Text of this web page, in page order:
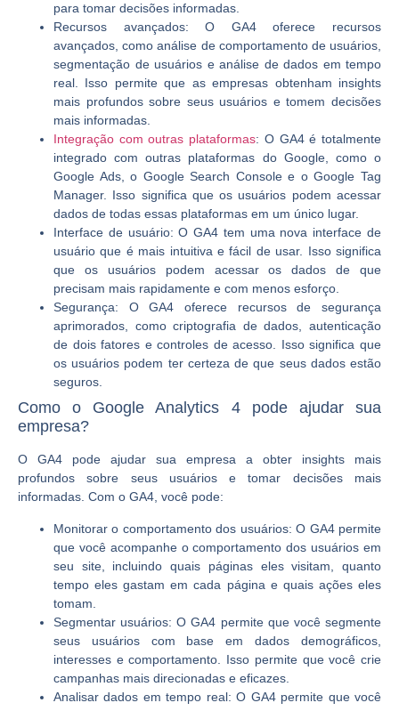
para tomar decisões informadas.
Recursos avançados: O GA4 oferece recursos
avançados, como análise de comportamento de usuários,
segmentação de usuários e análise de dados em tempo
real. Isso permite que as empresas obtenham insights
mais profundos sobre seus usuários e tomem decisões
mais informadas.
Integração com outras plataformas: O GA4 é totalmente
integrado com outras plataformas do Google, como o
Google Ads, o Google Search Console e o Google Tag
Manager. Isso significa que os usuários podem acessar
dados de todas essas plataformas em um único lugar.
Interface de usuário: O GA4 tem uma nova interface de
usuário que é mais intuitiva e fácil de usar. Isso significa
que os usuários podem acessar os dados de que
precisam mais rapidamente e com menos esforço.
Segurança: O GA4 oferece recursos de segurança
aprimorados, como criptografia de dados, autenticação
de dois fatores e controles de acesso. Isso significa que
os usuários podem ter certeza de que seus dados estão
seguros.
Como o Google Analytics 4 pode ajudar sua
empresa?
O GA4 pode ajudar sua empresa a obter insights mais
profundos sobre seus usuários e tomar decisões mais
informadas. Com o GA4, você pode:
Monitorar o comportamento dos usuários: O GA4 permite
que você acompanhe o comportamento dos usuários em
seu site, incluindo quais páginas eles visitam, quanto
tempo eles gastam em cada página e quais ações eles
tomam.
Segmentar usuários: O GA4 permite que você segmente
seus usuários com base em dados demográficos,
interesses e comportamento. Isso permite que você crie
campanhas mais direcionadas e eficazes.
Analisar dados em tempo real: O GA4 permite que você